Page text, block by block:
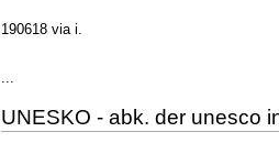
190618 via i.
...
UNESKO - abk. der unesco